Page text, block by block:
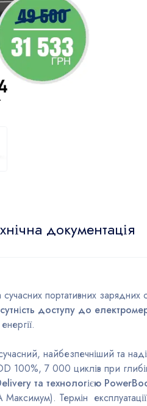
документація
портативних зарядних
доступу до
найбезпечніший та
100%, 7 000 циклів при
та технологією
Термін експлуатації